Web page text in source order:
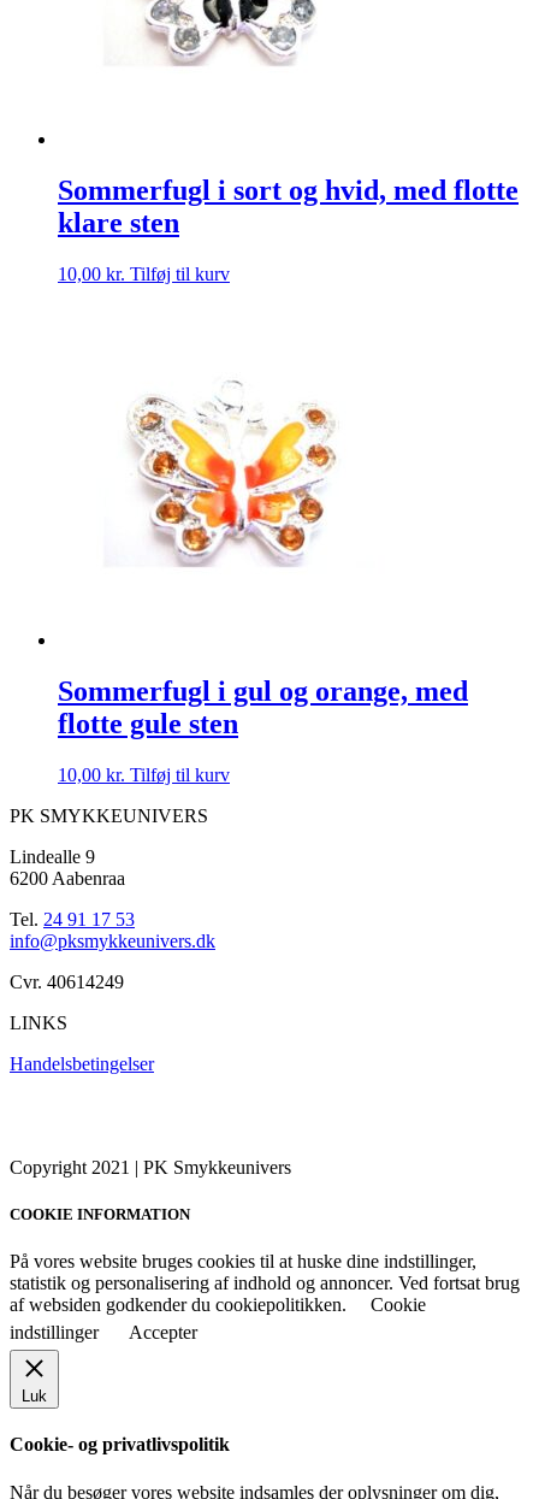
Sommerfugl i sort og hvid, med flotte
klare sten
10,00 kr. Tilføj til kurv
Sommerfugl i gul og orange, med
flotte gule sten
10,00 kr. Tilføj til kurv
PK SMYKKEUNIVERS
Lindealle 9
6200 Aabenraa
Tel. 24 91 17 53
info@pksmykkeunivers.dk
Cvr. 40614249
LINKS
Handelsbetingelser
Copyright 2021 | PK Smykkeunivers
COOKIE INFORMATION
På vores website bruges cookies til at huske dine indstillinger,
statistik og personalisering af indhold og annoncer. Ved fortsat brug
af websiden godkender du cookiepolitikken.
Cookie
indstillinger
Accepter
Luk
Cookie- og privatlivspolitik
Når du besøger vores website indsamles der oplysninger om dig,